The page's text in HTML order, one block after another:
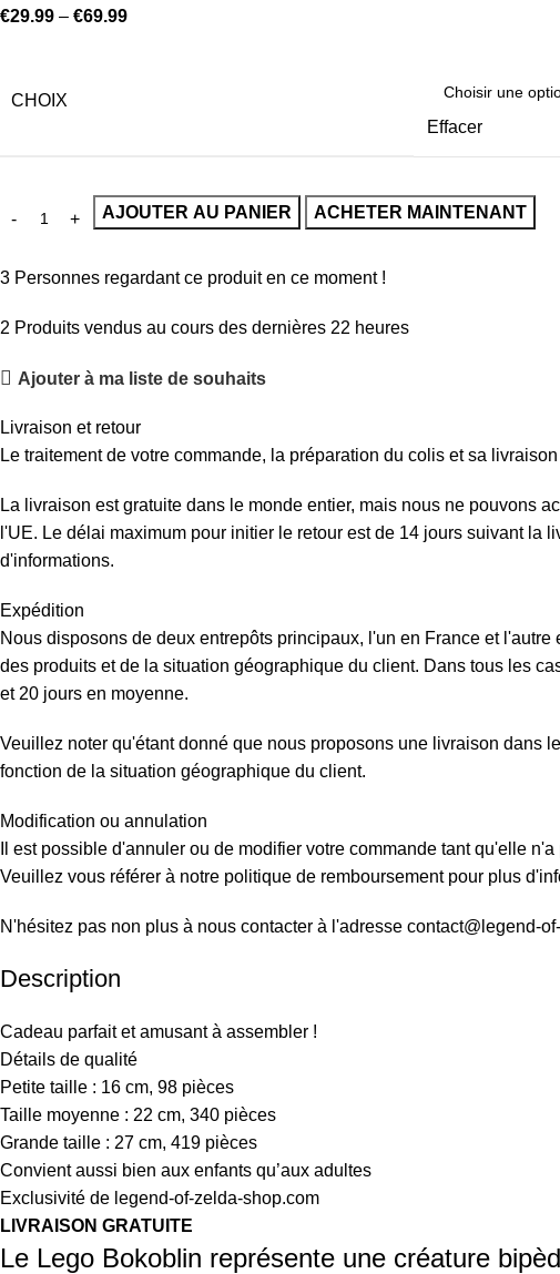
€29.99 – €69.99
CHOIX
Effacer
AJOUTER AU PANIER ACHETER MAINTENANT
3 Personnes regardant ce produit en ce moment !
2 Produits vendus au cours des dernières 22 heures
Ajouter à ma liste de souhaits
Livraison et retour
Le traitement de votre commande, la préparation du colis et sa
La livraison est gratuite dans le monde entier, mais nous ne pouvons
l'UE. Le délai maximum pour initier le retour est de 14 jours suivant la
d'informations.
Expédition
Nous disposons de deux entrepôts principaux, l'un en France et
des produits et de la situation géographique du client. Dans tous les
et 20 jours en moyenne.
Veuillez noter qu'étant donné que nous proposons une livraison dans
fonction de la situation géographique du client.
Modification ou annulation
Il est possible d'annuler ou de modifier votre commande tant qu'elle
Veuillez vous référer à notre politique de remboursement pour plus
N'hésitez pas non plus à nous contacter à l'adresse contact@legend-
Description
Cadeau parfait et amusant à assembler !
Détails de qualité
Petite taille : 16 cm, 98 pièces
Taille moyenne : 22 cm, 340 pièces
Grande taille : 27 cm, 419 pièces
Convient aussi bien aux enfants qu’aux adultes
Exclusivité de legend-of-zelda-shop.com
LIVRAISON GRATUITE
Le Lego Bokoblin représente une créature